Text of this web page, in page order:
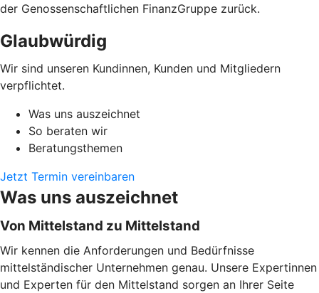
der Genossenschaftlichen FinanzGruppe zurück.
Glaubwürdig
Wir sind unseren Kundinnen, Kunden und Mitgliedern
verpflichtet.
Was uns auszeichnet
So beraten wir
Beratungsthemen
Jetzt Termin vereinbaren
Was uns auszeichnet
Von Mittelstand zu Mittelstand
Wir kennen die Anforderungen und Bedürfnisse
mittelständischer Unternehmen genau. Unsere Expertinnen
und Experten für den Mittelstand sorgen an Ihrer Seite